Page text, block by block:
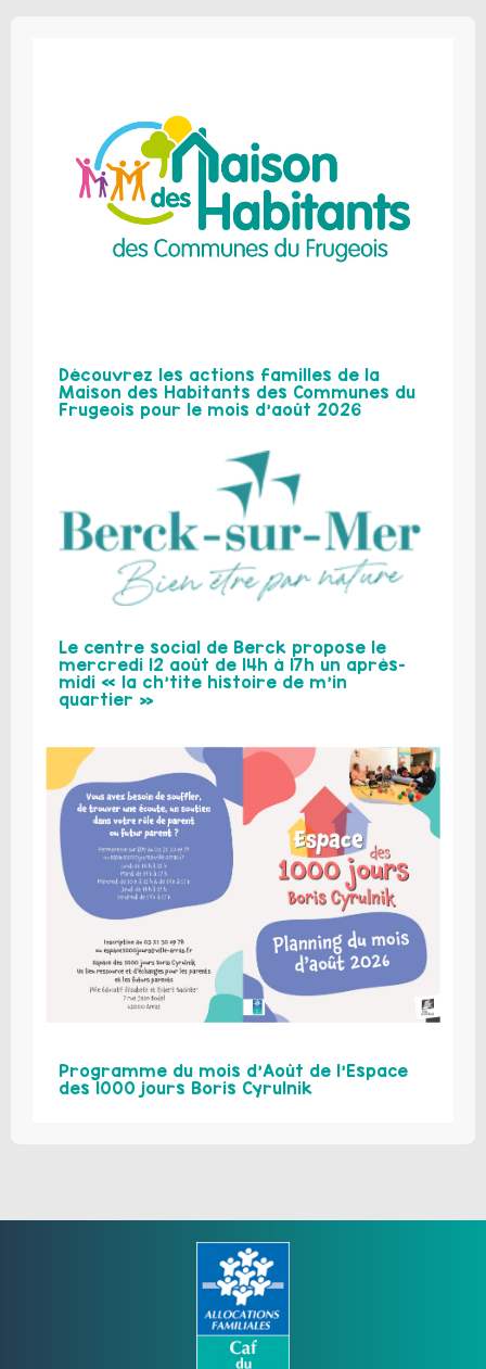
Découvrez les actions familles de la
Maison des Habitants des Communes du
Frugeois pour le mois d’août 2026
Le centre social de Berck propose le
mercredi 12 août de 14h à 17h un après-
midi « la ch’tite histoire de m’in
quartier »
Programme du mois d’Août de l’Espace
des 1000 jours Boris Cyrulnik